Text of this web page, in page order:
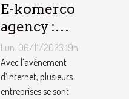
E-komerco
agency :
qu’est-ce que
c’est ?
Lun. 06/11/2023 19h
Avec l’avènement
d’internet, plusieurs
entreprises se sont